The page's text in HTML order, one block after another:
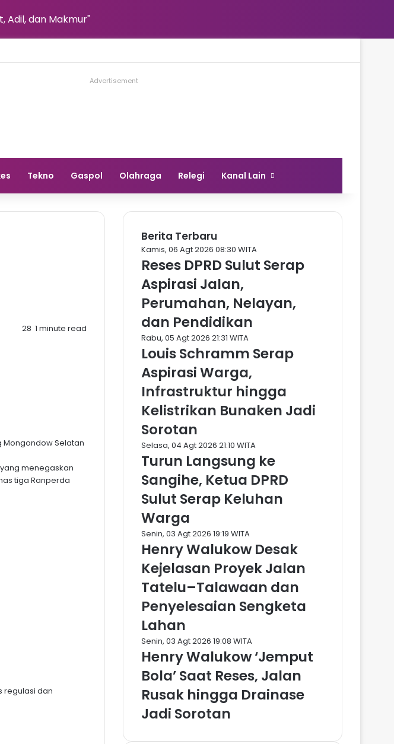
Adil, dan Makmur"
Advertisement
Tekno Gaspol Olahraga Relegi Kanal Lain
28 1 minute read
Mongondow Selatan
menegaskan
tiga Ranperda
regulasi dan
Berita Terbaru
Kamis, 06 Agt 2026 08:30 WITA
Reses DPRD Sulut Serap
Aspirasi Jalan,
Perumahan, Nelayan,
dan Pendidikan
Rabu, 05 Agt 2026 21:31 WITA
Louis Schramm Serap
Aspirasi Warga,
Infrastruktur hingga
Kelistrikan Bunaken Jadi
Sorotan
Selasa, 04 Agt 2026 21:10 WITA
Turun Langsung ke
Sangihe, Ketua DPRD
Sulut Serap Keluhan
Warga
Senin, 03 Agt 2026 19:19 WITA
Henry Walukow Desak
Kejelasan Proyek Jalan
Tatelu–Talawaan dan
Penyelesaian Sengketa
Lahan
Senin, 03 Agt 2026 19:08 WITA
Henry Walukow ‘Jemput
Bola’ Saat Reses, Jalan
Rusak hingga Drainase
Jadi Sorotan